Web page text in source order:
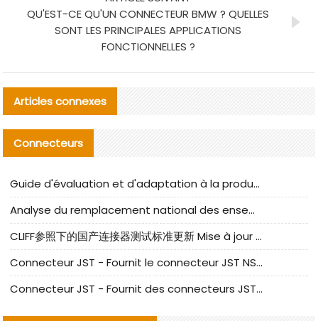
QU'EST-CE QU'UN CONNECTEUR BMW ? QUELLES
SONT LES PRINCIPALES APPLICATIONS
FONCTIONNELLES ?
Articles connexes
Connecteurs
Guide d'évaluation et d'adaptation à la production des composants de câbles nationaux CNC Tech
Analyse du remplacement national des ensembles de câbles à fréquence élevée I-PEX
CLIFF参照下的国产连接器测试标准更新 Mise à jour des normes de test des connecteurs nationaux sous la référence CLIFF
Connecteur JST - Fournit le connecteur JST NSHR-02V-S original | Équivalent
Connecteur JST - Fournit des connecteurs JST GHR-09V-S authentiques et des produits de remplacement|